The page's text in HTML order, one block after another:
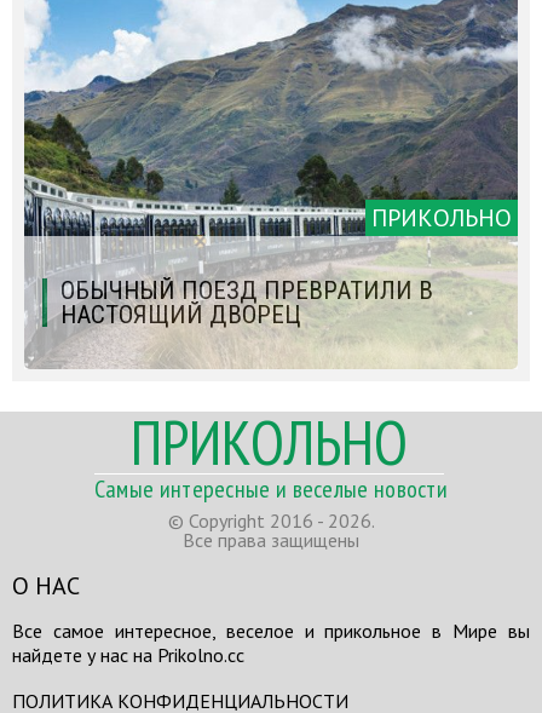
ПРИКОЛЬНО
ОБЫЧНЫЙ ПОЕЗД ПРЕВРАТИЛИ В
НАСТОЯЩИЙ ДВОРЕЦ
ПРИКОЛЬНО
Самые интересные и веселые новости
© Copyright 2016 - 2026.
Все права защищены
О НАС
Все самое интересное, веселое и прикольное в Мире вы
найдете у нас на Prikolno.cc
ПОЛИТИКА КОНФИДЕНЦИАЛЬНОСТИ